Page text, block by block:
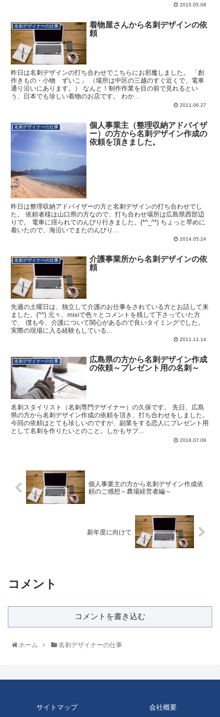
2015.05.08
名刺デザイナーの仕事
着物屋さんから名刺デザインの依
頼
昨日は名刺デザインの打ち合わせでこちらにお邪魔しました。 「創
作きもの・小物 ずいこ」 （場所は中区の三越のすぐ近くで、電車
通り沿いにあります。） なんと！制作作業を目の前で見れるとい
う、日本でも珍しい着物のお店です。 わか...
2011.06.27
名刺デザイナーの仕事
個人事業主（整理収納アドバイザ
ー）の方から名刺デザイン作成の
依頼を頂きました。
昨日は整理収納アドバイザーの方と名刺デザインの打ち合わせでし
た。 依頼者様は山口県の方なので、打ち合わせ場所は広島県西部辺
りで。 電車に揺られてのんびり行きました。(*^_^*) ちょっと早めに
着いたので、海沿いでまたのんびり...
2014.05.24
名刺デザイナーの仕事
介護事業所から名刺デザインの依
頼
先週の土曜日は、独立して介護のお仕事をされている方とお話して来
ました。(^^) 元々、mixiで色々とコメントを残して下さっていた方
で、 僕も今、介護について関心があるので良いタイミングでした。
実際の現場に入る経験もしている...
2011.11.14
名刺デザイナーの仕事
広島県の方から名刺デザイン作成
の依頼～プレゼント用の名刺～
名刺スタイリスト（名刺専門デザイナー）の久保です。 先日、広島
県の方から名刺デザイン作成の依頼を頂き、打ち合わせをしました。
今回の依頼はとても珍しいのですが、副業をする恋人にプレゼント用
として名刺を作りたいとのこと。しかもサプ...
2018.07.09
個人事業主の方から名刺デザイン作成依
頼のご感想～農場経営者編～
新年度に向けて
コメント
コメントを書き込む
ホーム 名刺デザイナーの仕事
サイトマップ 会社概要